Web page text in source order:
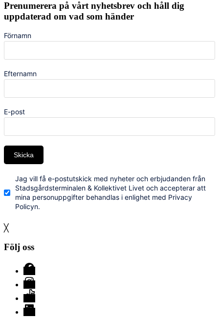
Prenumerera på vårt nyhetsbrev och håll dig
uppdaterad om vad som händer
Förnamn
Efternamn
E-post
Skicka
Jag vill få e-postutskick med nyheter och erbjudanden från
Stadsgårdsterminalen & Kollektivet Livet och accepterar att
mina personuppgifter behandlas i enlighet med Privacy
Policyn.
╳
Följ oss
Facebook
Instagram
TikTok
LinkedIn